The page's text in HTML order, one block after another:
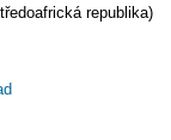
republika)